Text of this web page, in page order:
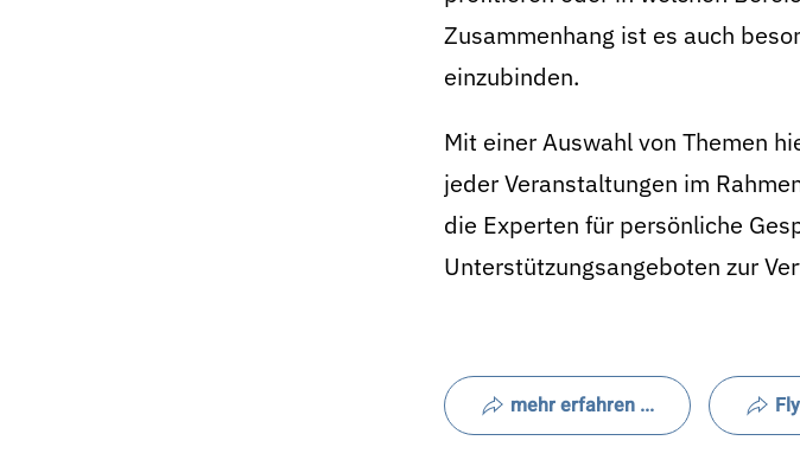
Zusammenhang ist es auch
einzubinden.
Mit einer Auswahl von Themen
jeder Veranstaltungen im
die Experten für persönliche
Unterstützungsangeboten zur
mehr erfahren ...